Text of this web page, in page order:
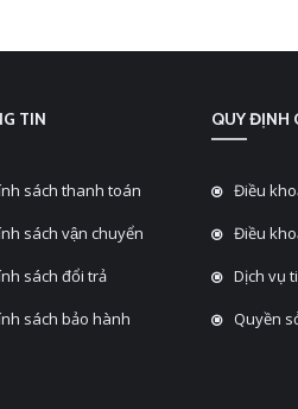
TIN
sách thanh toán
sách vận chuyển
sách đổi trả
sách bảo hành
QUY ĐỊNH
Điều
Điều
Dịch vụ
Quyền